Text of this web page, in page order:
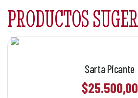
Sarta Picante
$25.500,00